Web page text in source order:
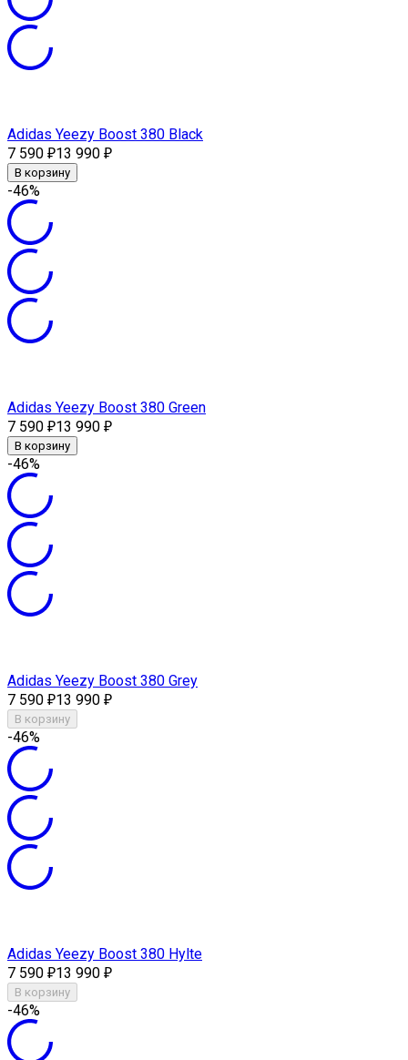
Adidas Yeezy Boost 380 Black
7 590 ₽13 990 ₽
В корзину
-46%
Adidas Yeezy Boost 380 Green
7 590 ₽13 990 ₽
В корзину
-46%
Adidas Yeezy Boost 380 Grey
7 590 ₽13 990 ₽
В корзину
-46%
Adidas Yeezy Boost 380 Hylte
7 590 ₽13 990 ₽
В корзину
-46%